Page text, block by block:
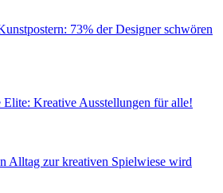
73% der Designer schwören
Kreative Ausstellungen für alle!
Alltag zur kreativen Spielwiese wird